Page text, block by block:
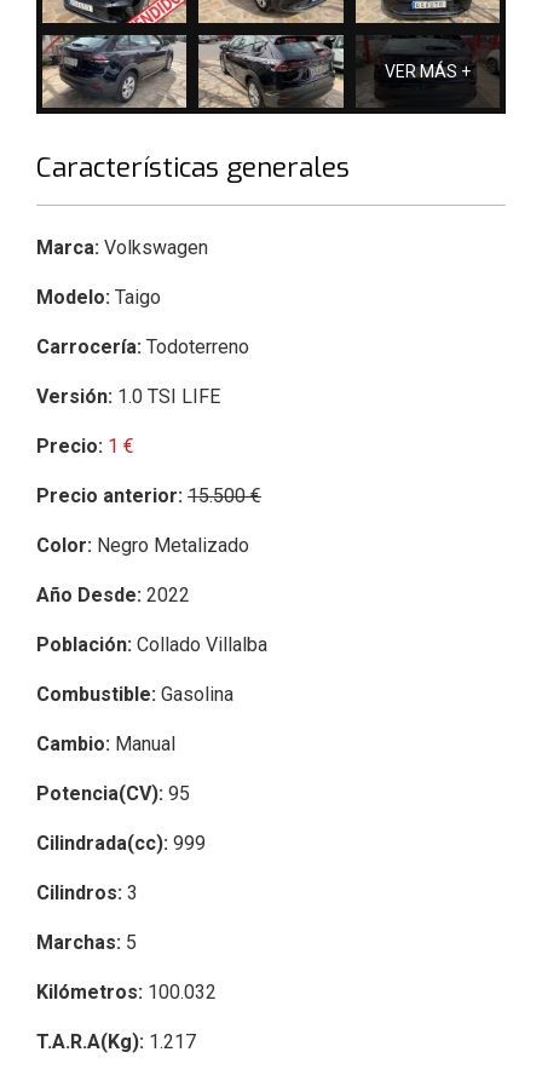
VER MÁS +
Características generales
Marca: Volkswagen
Modelo: Taigo
Carrocería: Todoterreno
Versión: 1.0 TSI LIFE
Precio: 1 €
Precio anterior: 15.500 €
Color: Negro Metalizado
Año Desde: 2022
Población: Collado Villalba
Combustible: Gasolina
Cambio: Manual
Potencia(CV): 95
Cilindrada(cc): 999
Cilindros: 3
Marchas: 5
Kilómetros: 100.032
T.A.R.A(Kg): 1.217